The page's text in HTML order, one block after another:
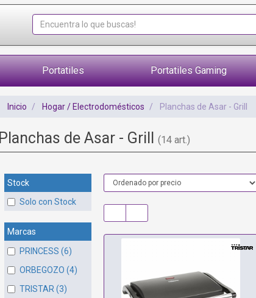
Portatiles Portatiles Gaming
Inicio Hogar / Electrodomésticos Planchas de Asar - Grill
Planchas de Asar - Grill (14 art.)
Stock
Solo con Stock
Marcas
PRINCESS (6)
ORBEGOZO (4)
TRISTAR (3)